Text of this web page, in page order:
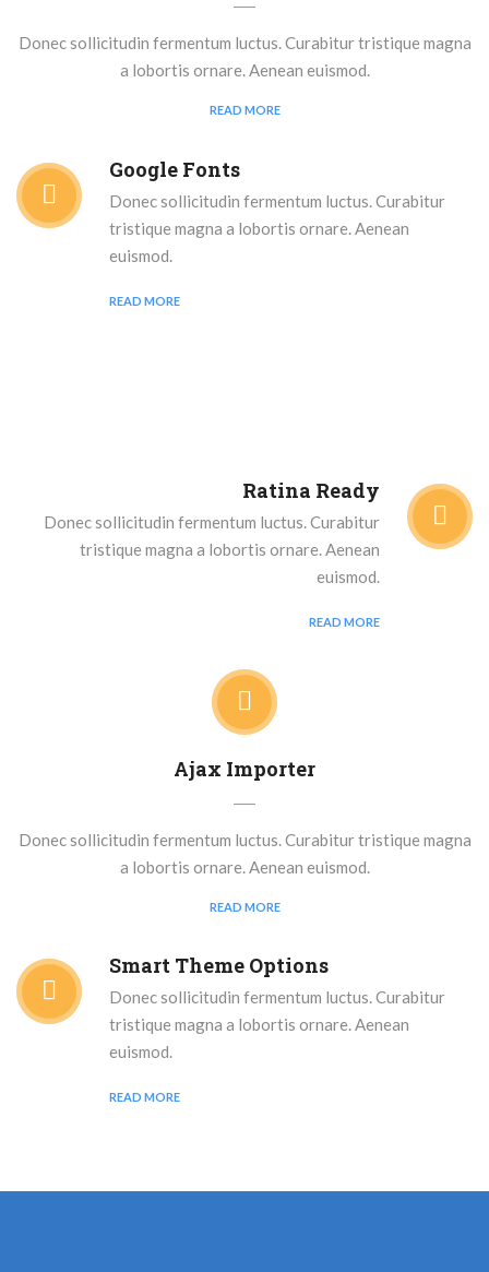
Donec sollicitudin fermentum luctus. Curabitur tristique magna
a lobortis ornare. Aenean euismod.
READ MORE
Google Fonts
Donec sollicitudin fermentum luctus. Curabitur
tristique magna a lobortis ornare. Aenean
euismod.
READ MORE
Ratina Ready
Donec sollicitudin fermentum luctus. Curabitur
tristique magna a lobortis ornare. Aenean
euismod.
READ MORE
Ajax Importer
Donec sollicitudin fermentum luctus. Curabitur tristique magna
a lobortis ornare. Aenean euismod.
READ MORE
Smart Theme Options
Donec sollicitudin fermentum luctus. Curabitur
tristique magna a lobortis ornare. Aenean
euismod.
READ MORE